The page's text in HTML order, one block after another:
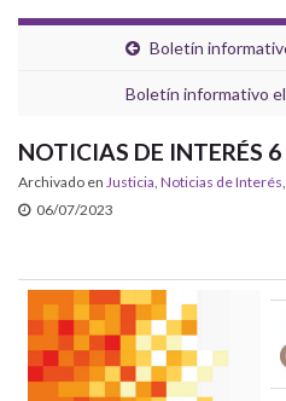
Boletín
Boletín informativo
NOTICIAS DE INTERÉS
Archivado en Justicia Noticias de Interés
06/07/2023